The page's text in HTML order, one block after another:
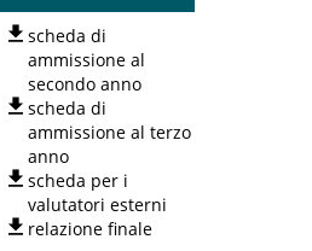
scheda di
ammissione al
secondo anno
scheda di
ammissione al terzo
anno
scheda per i
valutatori esterni
relazione finale